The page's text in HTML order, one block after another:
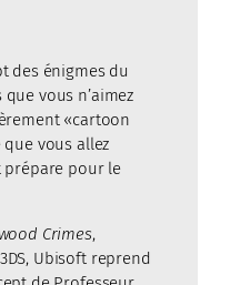
des énigmes du
vous n’aimez
«cartoon
vous allez
prépare pour le
Crimes,
Ubisoft reprend